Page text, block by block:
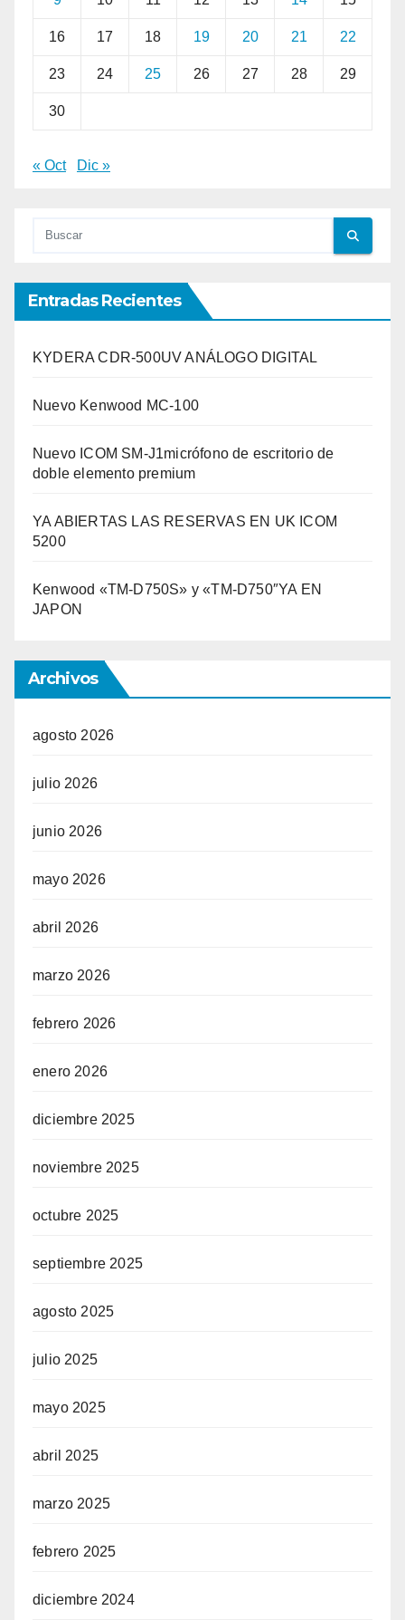
16 17 18 19 20 21 22
23 24 25 26 27 28 29
30
« Oct Dic »
Entradas Recientes
KYDERA CDR-500UV ANÁLOGO DIGITAL
Nuevo Kenwood MC-100
Nuevo ICOM SM-J1micrófono de escritorio de
doble elemento premium
YA ABIERTAS LAS RESERVAS EN UK ICOM
5200
Kenwood «TM-D750S» y «TM-D750″YA EN
JAPON
Archivos
agosto 2026
julio 2026
junio 2026
mayo 2026
abril 2026
marzo 2026
febrero 2026
enero 2026
diciembre 2025
noviembre 2025
octubre 2025
septiembre 2025
agosto 2025
julio 2025
mayo 2025
abril 2025
marzo 2025
febrero 2025
diciembre 2024